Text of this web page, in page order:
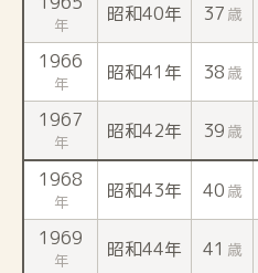
年 昭和40年 37 歳
1966
年 昭和41年 38 歳
1967
年 昭和42年 39 歳
1968
年 昭和43年 40 歳
1969
年 昭和44年 41 歳